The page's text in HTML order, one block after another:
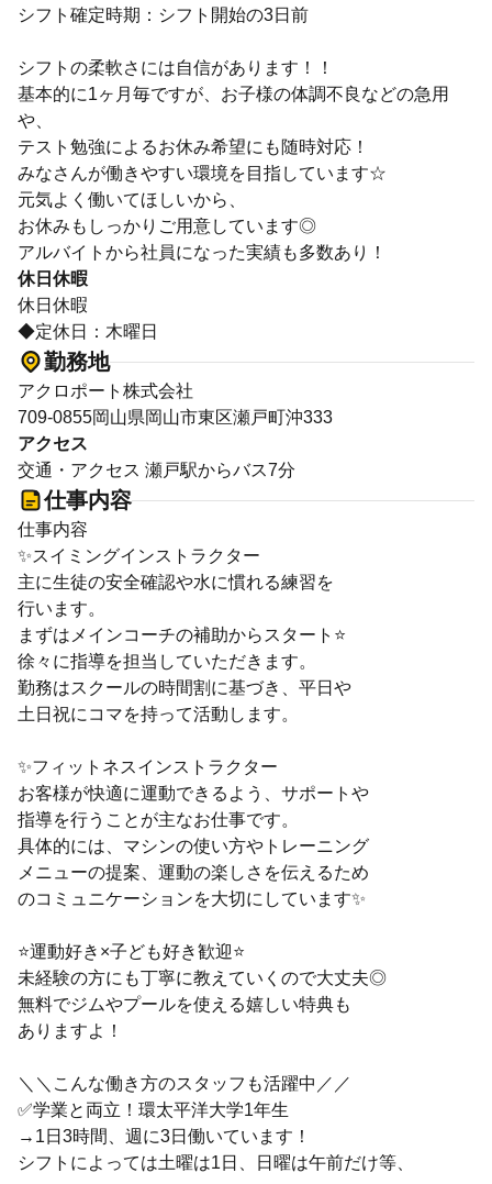
シフト確定時期：シフト開始の3日前
シフトの柔軟さには自信があります！！
基本的に1ヶ月毎ですが、お子様の体調不良などの急用
や、
テスト勉強によるお休み希望にも随時対応！
みなさんが働きやすい環境を目指しています☆
元気よく働いてほしいから、
お休みもしっかりご用意しています◎
アルバイトから社員になった実績も多数あり！
休日休暇
休日休暇
◆定休日：木曜日
勤務地
アクロポート株式会社
709-0855岡山県岡山市東区瀬戸町沖333
アクセス
交通・アクセス 瀬戸駅からバス7分
仕事内容
仕事内容
✨スイミングインストラクター
主に生徒の安全確認や水に慣れる練習を
行います。
まずはメインコーチの補助からスタート⭐
徐々に指導を担当していただきます。
勤務はスクールの時間割に基づき、平日や
土日祝にコマを持って活動します。
✨フィットネスインストラクター
お客様が快適に運動できるよう、サポートや
指導を行うことが主なお仕事です。
具体的には、マシンの使い方やトレーニング
メニューの提案、運動の楽しさを伝えるため
のコミュニケーションを大切にしています✨
⭐運動好き×子ども好き歓迎⭐
未経験の方にも丁寧に教えていくので大丈夫◎
無料でジムやプールを使える嬉しい特典も
ありますよ！
＼＼こんな働き方のスタッフも活躍中／／
✅学業と両立！環太平洋大学1年生
→1日3時間、週に3日働いています！
シフトによっては土曜は1日、日曜は午前だけ等、